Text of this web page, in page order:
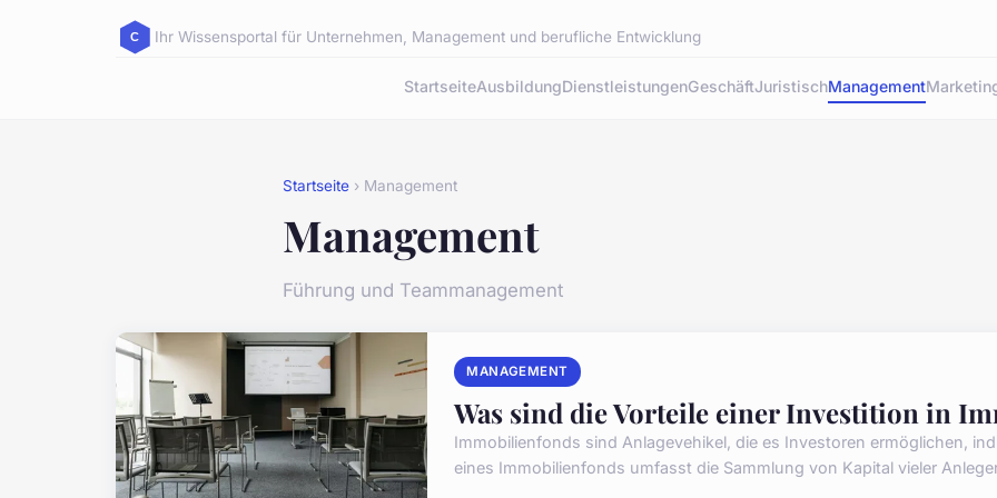
Ihr Wissensportal für Unternehmen, Management und berufliche Entwicklung
StartseiteAusbildungDienstleistungenGeschäftJuristischManagement
Startseite › Management
Management
Führung und Teammanagement
MANAGEMENT
Was sind die Vorteile einer Investition in
Immobilienfonds sind Anlagevehikel, die es Investoren ermöglichen,
eines Immobilienfonds umfasst die Sammlung von Kapital vieler